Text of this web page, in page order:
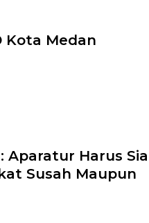
Kota Medan
Aparatur Harus
Susah Maupun